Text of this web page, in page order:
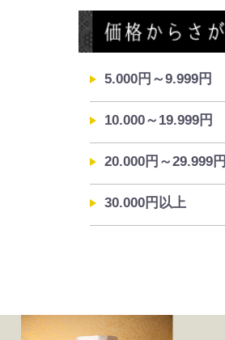
5.000円～9.999円
10.000～19.999円
20.000円～29.999円
30.000円以上